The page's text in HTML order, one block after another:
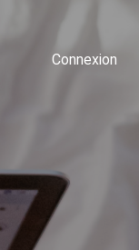
Connexion